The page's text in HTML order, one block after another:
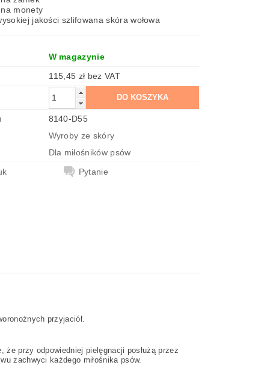
monety
jakości szlifowana skóra wołowa
W magazynie
115,45 zł bez VAT
8140-D55
Wyroby ze skóry
Dla miłośników psów
Pytanie
przyjaciół.
przy odpowiedniej pielęgnacji posłużą przez
zachwyci każdego miłośnika psów.